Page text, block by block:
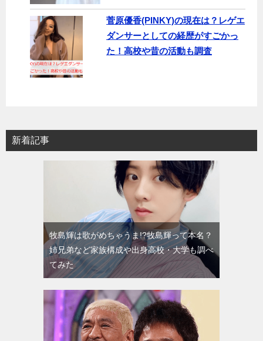
菅原優香(PINKY)の現在は？レゲエ
ダンサーとしての経歴がすごかっ
た！高校や昔の活動も調査
新着記事
牧島輝は歌がめちゃうま!?牧島輝って本名？
姉兄弟など家族構成や出身高校・大学も調べ
てみた